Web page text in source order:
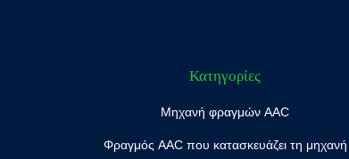
Κατηγορίες
Μηχανή φραγμών AAC
Φραγμός AAC που κατασκευάζει τη μηχανή